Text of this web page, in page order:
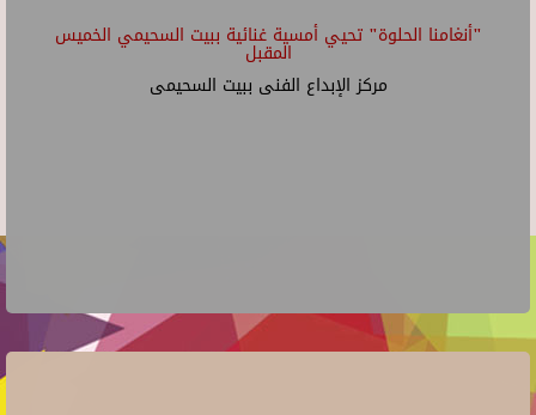
"أنغامنا الحلوة" تحيي أمسية غنائية ببيت السحيمي الخميس
المقبل
مركز الإبداع الفنى ببيت السحيمى